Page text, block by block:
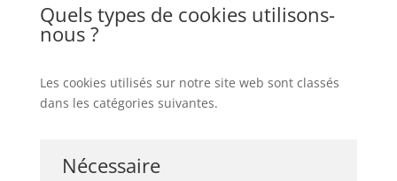
Quels types de cookies utilisons-
nous ?
Les cookies utilisés sur notre site web sont classés
dans les catégories suivantes.
Nécessaire